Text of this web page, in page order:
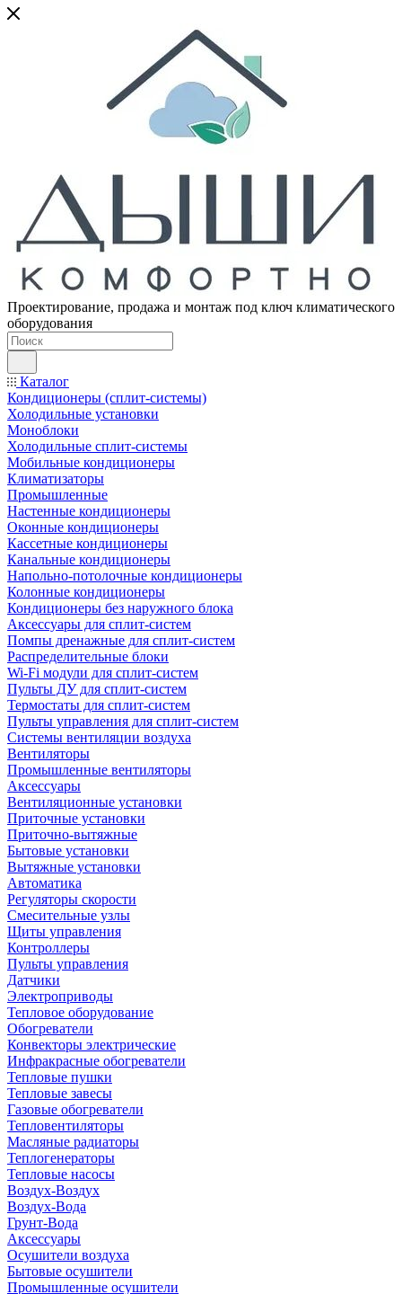
Проектирование, продажа и монтаж под ключ климатического
оборудования
Каталог
Кондиционеры (сплит-системы)
Холодильные установки
Моноблоки
Холодильные сплит-системы
Мобильные кондиционеры
Климатизаторы
Промышленные
Настенные кондиционеры
Оконные кондиционеры
Кассетные кондиционеры
Канальные кондиционеры
Напольно-потолочные кондиционеры
Колонные кондиционеры
Кондиционеры без наружного блока
Аксессуары для сплит-систем
Помпы дренажные для сплит-систем
Распределительные блоки
Wi-Fi модули для сплит-систем
Пульты ДУ для сплит-систем
Термостаты для сплит-систем
Пульты управления для сплит-систем
Системы вентиляции воздуха
Вентиляторы
Промышленные вентиляторы
Аксессуары
Вентиляционные установки
Приточные установки
Приточно-вытяжные
Бытовые установки
Вытяжные установки
Автоматика
Регуляторы скорости
Смесительные узлы
Щиты управления
Контроллеры
Пульты управления
Датчики
Электроприводы
Тепловое оборудование
Обогреватели
Конвекторы электрические
Инфракрасные обогреватели
Тепловые пушки
Тепловые завесы
Газовые обогреватели
Тепловентиляторы
Масляные радиаторы
Теплогенераторы
Тепловые насосы
Воздух-Воздух
Воздух-Вода
Грунт-Вода
Аксессуары
Осушители воздуха
Бытовые осушители
Промышленные осушители